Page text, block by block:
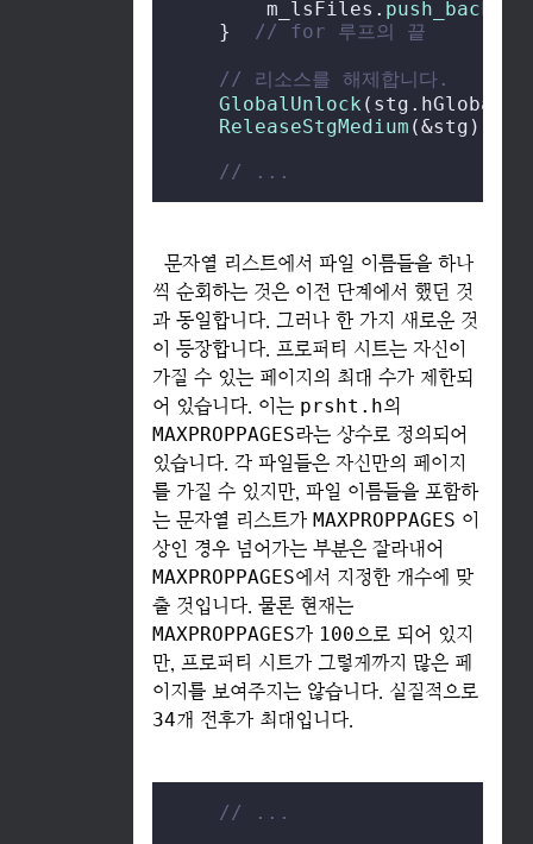
m_lsFiles. push_back
}
// for 루프의 끝
// 리소스를 해제합니다.
GlobalUnlock (stg.hGlobal);
ReleaseStgMedium (&stg);
// ...
문자열 리스트에서 파일 이름들을 하나
씩 순회하는 것은 이전 단계에서 했던 것
과 동일합니다. 그러나 한 가지 새로운 것
이 등장합니다. 프로퍼티 시트는 자신이
가질 수 있는 페이지의 최대 수가 제한되
어 있습니다. 이는 prsht.h의
MAXPROPPAGES라는 상수로 정의되어
있습니다. 각 파일들은 자신만의 페이지
를 가질 수 있지만, 파일 이름들을 포함하
는 문자열 리스트가 MAXPROPPAGES 이
상인 경우 넘어가는 부분은 잘라내어
MAXPROPPAGES에서 지정한 개수에 맞
출 것입니다. 물론 현재는
MAXPROPPAGES가 100 으로 되어 있지
만, 프로퍼티 시트가 그렇게까지 많은 페
이지를 보여주지는 않습니다. 실질적으로
34개 전후가 최대입니다.
// ...